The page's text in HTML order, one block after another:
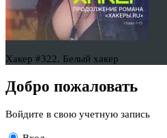
Хакер #322. Белый хакер
Добро пожаловать
Войдите в свою учетную запись